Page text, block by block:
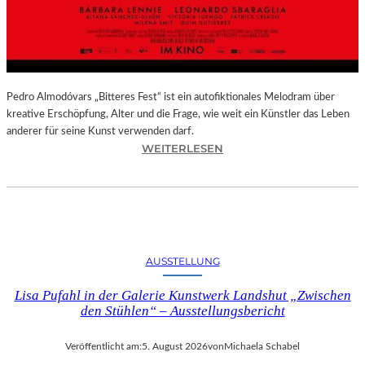
U
S
–
A
S
S
R
I
H
Pedro Almodóvars „Bitteres Fest“ ist ein autofiktionales Melodram über
kreative Erschöpfung, Alter und die Frage, wie weit ein Künstler das Leben
anderer für seine Kunst verwenden darf.
WEITERLESEN
S
F
S
AUSSTELLUNG
Lisa Pufahl in der Galerie Kunstwerk Landshut „Zwischen
den Stühlen“ – Ausstellungsbericht
Veröffentlicht am:5. August 2026von Michaela Schabel